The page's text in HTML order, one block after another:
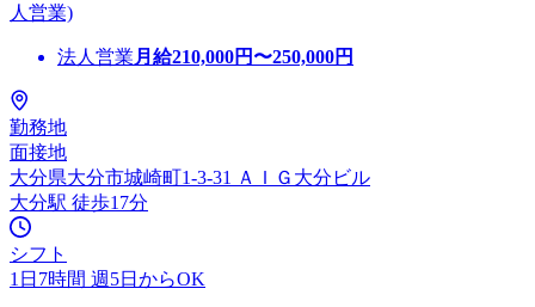
人営業)
法人営業 月給210,000円〜250,000円
勤務地
面接地
大分県大分市城崎町1-3-31 ＡＩＧ大分ビル
大分駅 徒歩17分
シフト
1日7時間 週5日からOK